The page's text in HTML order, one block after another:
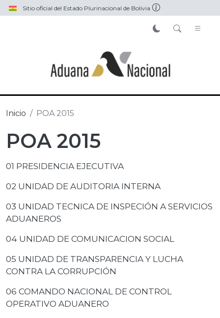
Pasar al contenido principal
Sitio oficial del Estado Plurinacional de Bolivia
Inicio POA 2015
POA 2015
01 PRESIDENCIA EJECUTIVA
02 UNIDAD DE AUDITORIA INTERNA
03 UNIDAD TECNICA DE INSPECIÓN A SERVICIOS
ADUANEROS
04 UNIDAD DE COMUNICACION SOCIAL
05 UNIDAD DE TRANSPARENCIA Y LUCHA
CONTRA LA CORRUPCIÓN
06 COMANDO NACIONAL DE CONTROL
OPERATIVO ADUANERO